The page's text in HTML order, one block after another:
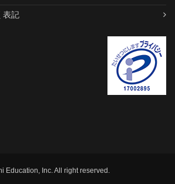
表記
Education, Inc. All right reserved.